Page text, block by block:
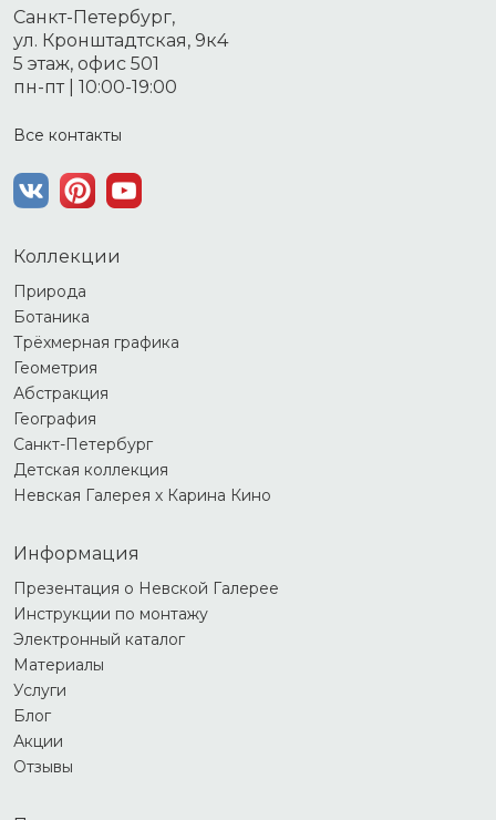
Санкт-Петербург,
ул. Кронштадтская, 9к4
5 этаж, офис 501
пн-пт | 10:00-19:00
Все контакты
Коллекции
Природа
Ботаника
Трёхмерная графика
Геометрия
Абстракция
География
Санкт-Петербург
Детская коллекция
Невская Галерея х Карина Кино
Информация
Презентация о Невской Галерее
Инструкции по монтажу
Электронный каталог
Материалы
Услуги
Блог
Акции
Отзывы